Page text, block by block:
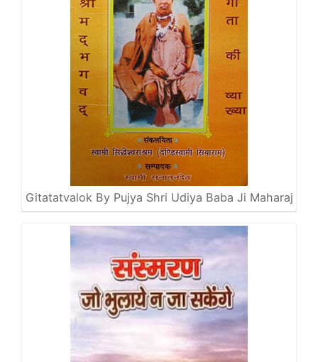
Gitatatvalok By Pujya Shri Udiya Baba Ji Maharaj